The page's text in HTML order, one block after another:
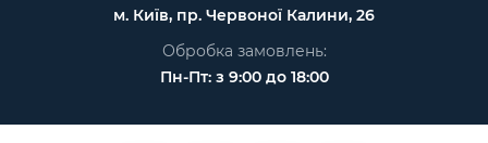
м. Київ, пр. Червоної Калини, 26
Обробка замовлень:
Пн-Пт: з 9:00 до 18:00